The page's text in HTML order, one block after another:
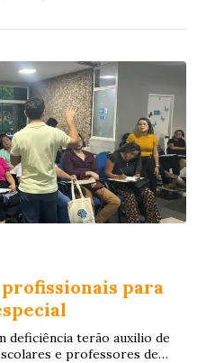
profissionais para
deficiência terão auxilio de
e professores de